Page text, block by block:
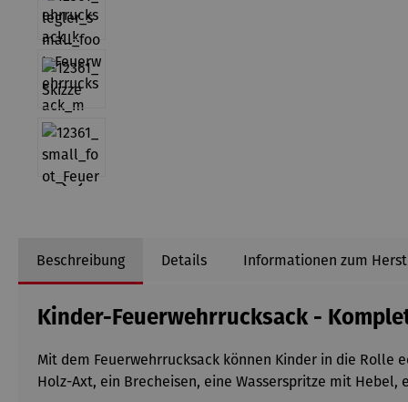
Beschreibung Details Informationen zum
Kinder-Feuerwehrrucksack -
Mit dem Feuerwehrrucksack können Kinder in die Rolle
Holz-Axt, ein Brecheisen, eine Wasserspritze mit